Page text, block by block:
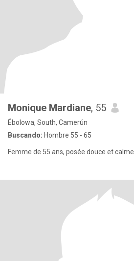
Monique Mardiane, 55
Ébolowa, South, Camerún
Buscando: Hombre 55 - 65
Femme de 55 ans, posée douce et calme